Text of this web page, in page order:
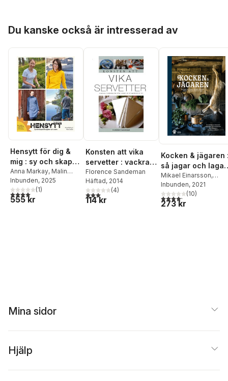
Du kanske också är intresserad av
Hensytt för dig &
mig : sy och skapa
till ungdom och
vuxen +
mönsterark
Anna Markay, Malin
Sandin
Inbunden, 2025
4,0utav 5 stjärnor. Totalt antal röster:
(1)
555 kr
Konsten att vika
servetter : vackra
vikningar för varje
middagsbjudning
Florence Sandeman
Häftad, 2014
3,0utav 5 stjärnor. Totalt antal röster:
(4)
114 kr
Kocken & jägaren
så jagar och lagar
du älg, vildsvin,
rådjur, dovhjort,
hare och fågel
Mikael Einarsson,
Hubbe Lemon
Inbunden, 2021
4,2utav 5 stjärnor.
(10)
273 kr
Mina sidor
Hjälp